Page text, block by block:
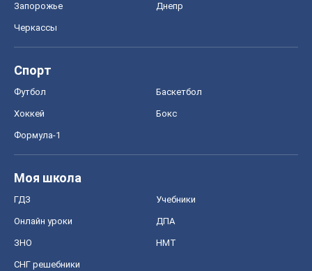
Запорожье Днепр
Черкассы
Спорт
Футбол Баскетбол
Хоккей Бокс
Формула-1
Моя школа
ГДЗ Учебники
Онлайн уроки ДПА
ЗНО НМТ
СНГ решебники